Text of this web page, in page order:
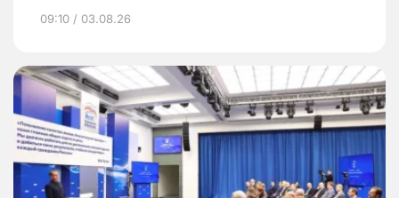
09:10 / 03.08.26